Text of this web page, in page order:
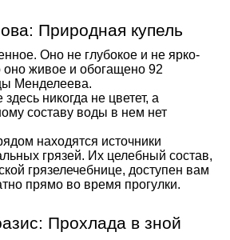
Природная купель
Оно не глубокое и не ярко-
оно живое и обогащено 92
Менделеева.
никогда не цветет, а
составу воды в нем нет
находятся источники
грязей. Их целебный состав,
грязелечебнице, доступен вам
прямо во время прогулки.
Прохлада в зной